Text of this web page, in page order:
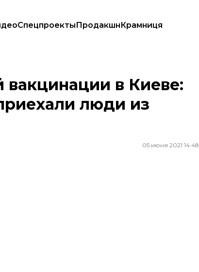
СпецпроектыПродакшнКрамниця
люди из области (ФОТО)
вакцинации в Киеве:
люди из
05 июня 2021 14:48